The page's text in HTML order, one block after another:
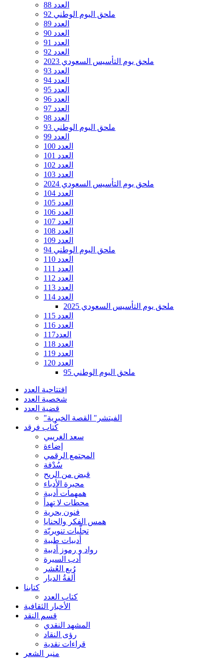
العدد 88
ملحق اليوم الوطني 92
العدد 89
العدد 90
العدد 91
العدد 92
ملحق يوم التأسيس السعودي 2023
العدد 93
العدد 94
العدد 95
العدد 96
العدد 97
العدد 98
ملحق اليوم الوطني 93
العدد 99
العدد 100
العدد 101
العدد 102
العدد 103
ملحق يوم التأسيس السعودي 2024
العدد 104
العدد 105
العدد 106
العدد 107
العدد 108
العدد 109
ملحق اليوم الوطني 94
العدد 110
العدد 111
العدد 112
العدد 113
العدد 114
ملحق يوم التأسيس السعودي 2025
العدد 115
العدد 116
العدد117
العدد 118
العدد 119
العدد 120
ملحق اليوم الوطني 95
افتتاحية العدد
شخصية العدد
قضية العدد
"الفيتشر" القصة الخبرية
كُتاب فرقد
سعد الغريبي
إضاءة
المجتمع الرقمي
سُدْفة
قبض من الريح
محبرة الأدباء
همهمات أدبية
محطات لا تهدأ
فنون بحرية
همس الفكر والحنايا
تجلّيات تنويريّة
أدبيات طبية
رواد و رموز أدبية
أدب السيرة
رُبع العُشر
أُلفةُ الديار
كتابنا
كتاب العدد
الأخبار الثقافية
قسم النقد
المشهد النقدي
رؤى النقاد
قراءات نقدية
منبر الشعر